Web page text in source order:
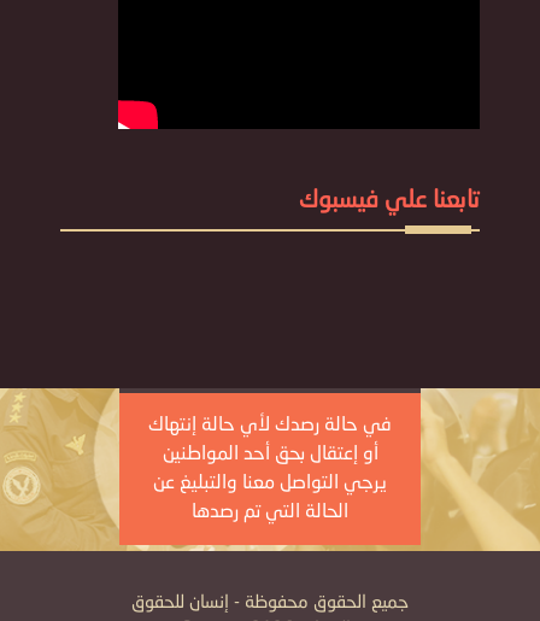
تابعنا علي فيسبوك
في حالة رصدك لأي حالة إنتهاك
أو إعتقال بحق أحد المواطنين
يرجي التواصل معنا والتبليغ عن
الحالة التي تم رصدها
جميع الحقوق محفوظة - إنسان للحقوق